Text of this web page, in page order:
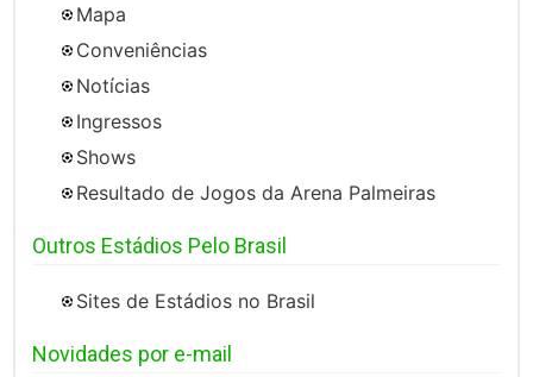
Mapa
Conveniências
Notícias
Ingressos
Shows
Resultado de Jogos da Arena Palmeiras
Outros Estádios Pelo Brasil
Sites de Estádios no Brasil
Novidades por e-mail